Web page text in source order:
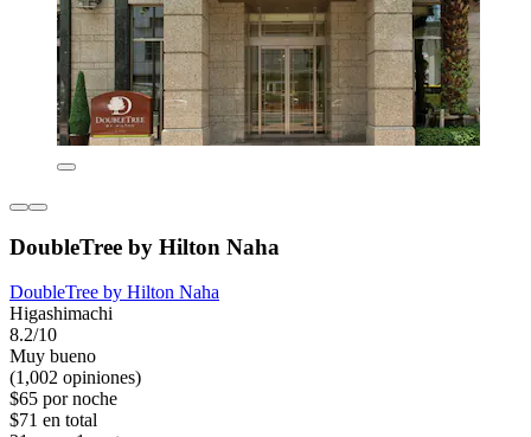
DoubleTree by Hilton Naha
DoubleTree by Hilton Naha
Higashimachi
8.2/10
Muy bueno
(1,002 opiniones)
$65 por noche
$71 en total